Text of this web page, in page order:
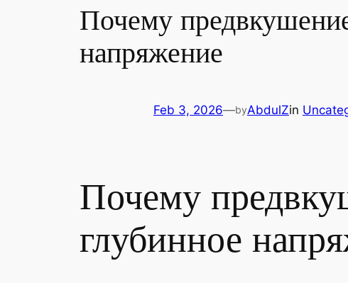
Почему
напряжение
Feb 3, 2026—byAbdulZin
Почему
глубинное